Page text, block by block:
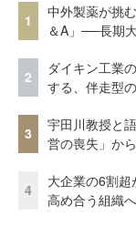
1
中外製薬が挑
＆A」──長期
2
ダイキン工業
する、伴走型
3
宇田川教授と
営の喪失」か
4
大企業の6割超
高め合う組織